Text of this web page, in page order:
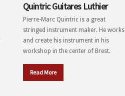
Quintric Guitares Luthier
Pierre-Marc Quintric is a great
stringed instrument maker. He works
and create his instrument in his
workshop in the center of Brest.
Read More